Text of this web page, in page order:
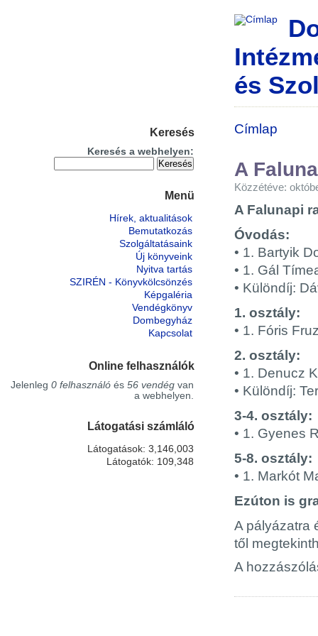
és
Címlap
A
Közzétéve:
A Falunapi
Óvodás:
• 1. Bartyik
• 1. Gál
• Különdíj:
1. osztály:
• 1. Fóris
2. osztály:
• 1. Denucz
• Különdíj:
3-4. osztály:
• 1. Gyenes
5-8. osztály:
• 1. Markót
Ezúton is
A pályázatra
től
A
Keresés
Keresés a webhelyen:
Menü
Hírek, aktualitások
Bemutatkozás
Szolgáltatásaink
Új könyveink
Nyitva tartás
SZIRÉN - Könyvkölcsönzés
Képgaléria
Vendégkönyv
Dombegyház
Kapcsolat
Online felhasználók
Jelenleg 0 felhasználó és 56 vendég van
a webhelyen.
Látogatási számláló
Látogatások: 3,146,003
Látogatók: 109,348